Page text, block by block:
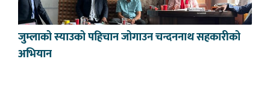
जुम्लाको स्याउको पहिचान जोगाउन चन्दननाथ सहकारीको
अभियान